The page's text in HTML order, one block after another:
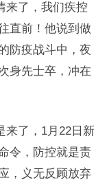
来了，我们疾控
直前！他说到做
防疫战斗中，夜
身先士卒，冲在
来了，1月22日新
令，防控就是责
，义无反顾放弃